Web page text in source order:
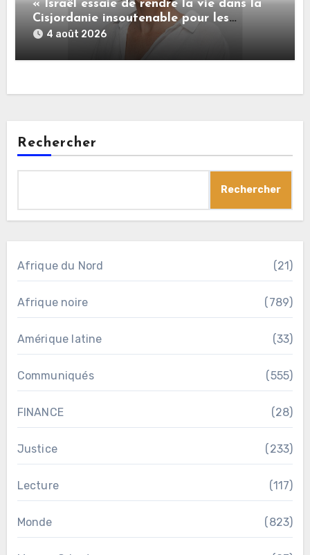
« Israël essaie de rendre la vie dans la
Cisjordanie insoutenable pour les
Palestiniens. »
4 août 2026
Rechercher
Rechercher
Afrique du Nord (21)
Afrique noire (789)
Amérique latine (33)
Communiqués (555)
FINANCE (28)
Justice (233)
Lecture (117)
Monde (823)